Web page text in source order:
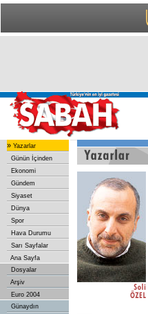
» Yazarlar
Günün İçinden
Ekonomi
Gündem
Siyaset
Dünya
Spor
Hava Durumu
Sarı Sayfalar
Ana Sayfa
Dosyalar
Arşiv
Euro 2004
Günaydın